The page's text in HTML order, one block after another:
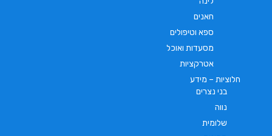
חאנים
ספא וטיפולים
מסעדות ואוכל
אטרקציות
חלוציות – מידע
בני נצרים
נווה
שלומית